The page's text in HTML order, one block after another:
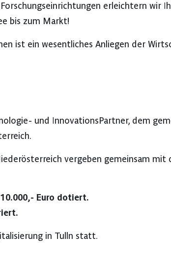
erleichtern wir
bis zum Markt!
ist ein wesentliches Anliegen der
und InnovationsPartner, dem
vergeben gemeinsam
Euro dotiert.
in Tulln statt.